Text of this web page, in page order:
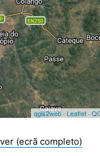
ver (ecrã completo)